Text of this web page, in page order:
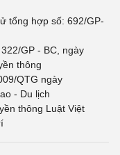
tổng hợp số: 692/GP-
GP - BC, ngày
thông
QTG ngày
- Du lịch
thông Luật Việt